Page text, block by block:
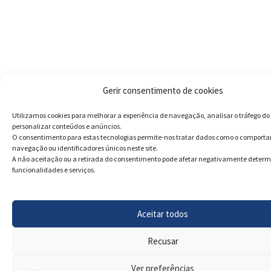
Gerir consentimento de cookies
Utilizamos cookies para melhorar a experiência de navegação, analisar o tráfego do
personalizar conteúdos e anúncios.
O consentimento para estas tecnologias permite-nos tratar dados como o
navegação ou identificadores únicos neste site.
A não aceitação ou a retirada do consentimento pode afetar negativamente
funcionalidades e serviços.
Aceitar todos
Recusar
Ver preferências